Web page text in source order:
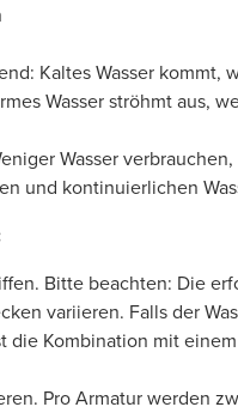
Kaltes Wasser kommt,
Wasser ströhmt aus,
Wasser
und kontinuierlichen
Bitte beachten: Die
variieren. Falls der
die Kombination mit
Pro Armatur werden